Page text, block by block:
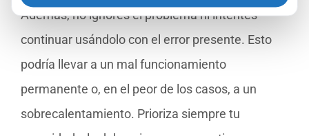
Además, no ignores el problema ni intentes
continuar usándolo con el error presente. Esto
podría llevar a un mal funcionamiento
permanente o, en el peor de los casos, a un
sobrecalentamiento. Prioriza siempre tu